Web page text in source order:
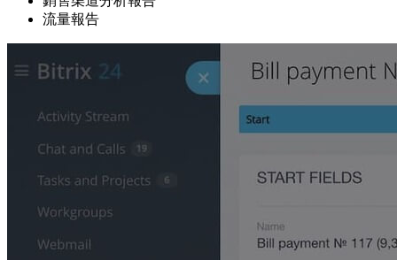
流量報告